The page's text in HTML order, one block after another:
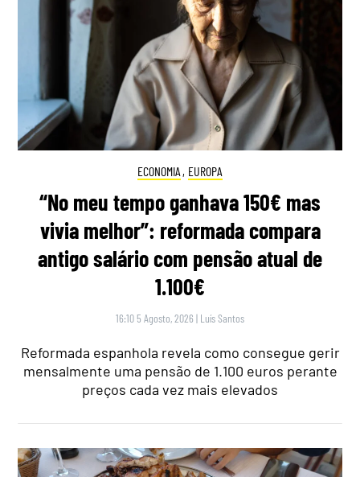
ECONOMIA , EUROPA
“No meu tempo ganhava 150€ mas
vivia melhor”: reformada compara
antigo salário com pensão atual de
1.100€
16:10 5 Agosto, 2026 | Luís Santos
Reformada espanhola revela como consegue gerir
mensalmente uma pensão de 1.100 euros perante
preços cada vez mais elevados